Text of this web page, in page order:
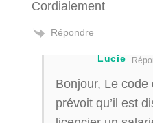
Cordialement
Répondre
Lucie
Bonjour, Le
prévoit qu’il est